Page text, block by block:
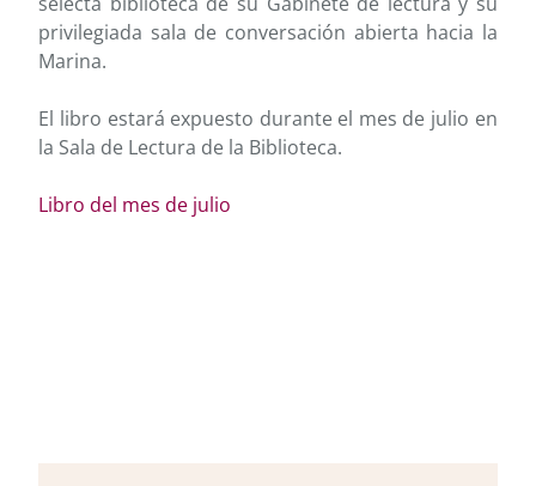
privilegiada sala de conversación abierta hacia la
Marina.
El libro estará expuesto durante el mes de julio en
la Sala de Lectura de la Biblioteca.
Libro del mes de julio